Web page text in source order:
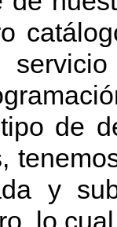
de
y
lo